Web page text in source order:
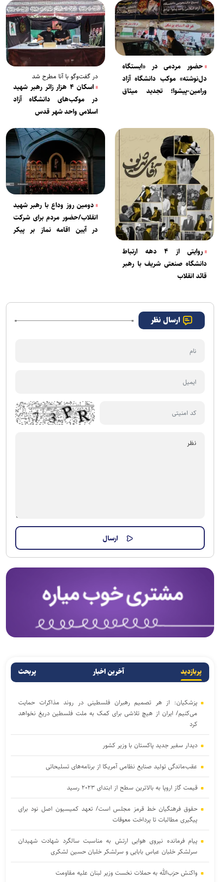
حضور مردمی در «ایستگاه
دل‌نوشته» موکب دانشگاه آزاد
ورامین-پیشوا؛ تجدید میثاق
در گفت‌‌وگو با آنا مطرح شد
اسکان ۴ هزار زائر رهبر شهید
در موکب‌های دانشگاه آزاد
اسلامی واحد شهر قدس
روایتی از ۴ دهه ارتباط
دانشگاه صنعتی شریف با رهبر
قائد انقلاب
دومین روز وداع با رهبر شهید
انقلاب/حضور مردم برای شرکت
در آیین اقامه نماز بر پیکر
ارسال نظر
پربازدید آخرین اخبار پربحث
پزشکیان: از هر تصمیم رهبران فلسطینی در روند مذاکرات حمایت
می‌کنیم/ ایران از هیچ تلاشی برای کمک به ملت فلسطین دریغ نخواهد
کرد
دیدار سفیر جدید پاکستان با وزیر کشور
عقب‌ماندگی تولید صنایع نظامی آمریکا از برنامه‌های تسلیحاتی
قیمت گاز اروپا به بالاترین سطح از ابتدای ۲۰۲۳ رسید
حقوق فرهنگیان خط قرمز مجلس است/ تعهد کمیسیون اصل نود برای
پیگیری مطالبات تا پرداخت معوقات
پیام فرمانده نیروی هوایی ارتش به مناسبت سالگرد شهادت شهیدان
سرلشکر خلبان عباس بابایی و سرلشکر خلبان حسین لشکری
واکنش حزب‌الله به حملات نخست‌ وزیر لبنان علیه مقاومت